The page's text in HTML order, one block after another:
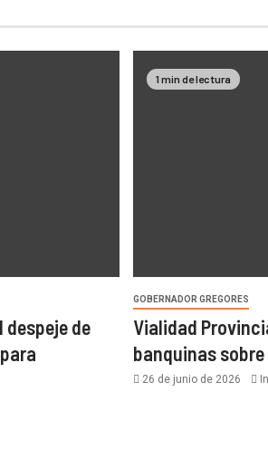
de
1 min de lectura
GOBERNADOR GREGORES
Vialidad
banquinas
26 de junio de 2026